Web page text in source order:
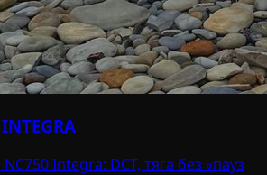
Integra: DCT, тяга без «пауз